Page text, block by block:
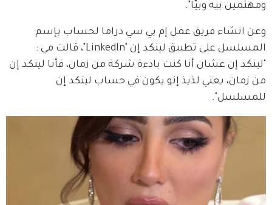
ومهتمين بيه وبيّا".
وعن انشاء فريق عمل إم بي سي دراما لحساب بإسم
المسلسل على تطبيق لينكد إن "LinkedIn"، قالت مي :
"لينكد إن عشان أنا كنت بادءة شركة من زمان، فأنا لينكد إن
من زمان، يعني لذيذ إنو يكون في حساب لينكد إن
للمسلسل".